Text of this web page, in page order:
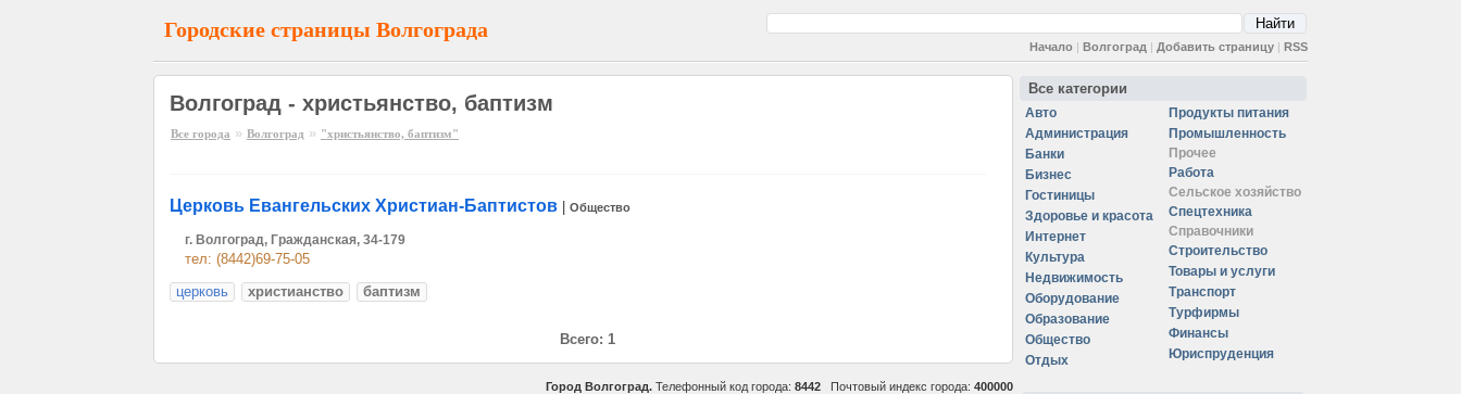
Городские страницы Волгограда
Начало | Волгоград | Добавить страницу | RSS
Волгоград - христьянство, баптизм
Все города » Волгоград » "христьянство, баптизм"
Церковь Евангельских Христиан-Баптистов Общество
г. Волгоград, Гражданская, 34-179
тел: (8442)69-75-05
церковь
христианство баптизм
Всего: 1
Город Волгоград. Телефонный код города: 8442 Почтовый индекс города: 400000
Все категории
Авто
Администрация
Банки
Бизнес
Гостиницы
Здоровье и красота
Интернет
Культура
Недвижимость
Оборудование
Образование
Общество
Отдых
Продукты питания
Промышленность
Прочее
Работа
Сельское хозяйство
Спецтехника
Справочники
Строительство
Товары и услуги
Транспорт
Турфирмы
Финансы
Юриспруденция